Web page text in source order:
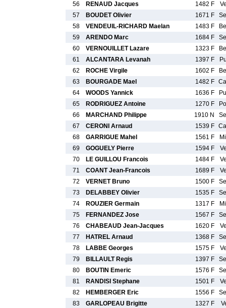
56
RENAUD Jacques 1482 F
57
BOUDET Olivier 1671 F
58
VENDEUIL-RICHARD Maelan 1483 F
59
ARENDO Marc 1684 F
60
VERNOUILLET Lazare 1323 F
61
ALCANTARA Levanah 1397 F
62
ROCHE Virgile 1602 F
63
BOURGADE Mael 1482 F
64
WOODS Yannick 1636 F
65
RODRIGUEZ Antoine 1270 F
66
MARCHAND Philippe 1910 N
67
CERONI Arnaud 1539 F
68
GARRIGUE Mahel 1561 F
69
GOGUELY Pierre 1594 F
70
LE GUILLOU Francois 1484 F
71
COANT Jean-Francois 1689 F
72
VERNET Bruno 1500 F
73
DELABBEY Olivier 1535 F
74
ROUZIER Germain 1317 F
75
FERNANDEZ Jose 1567 F
76
CHABEAUD Jean-Jacques 1620 F
77
HATREL Arnaud 1368 F
78
LABBE Georges 1575 F
79
BILLAULT Regis 1397 F
80
BOUTIN Emeric 1576 F
81
RANDISI Stephane 1501 F
82
HEMBERGER Eric 1556 F
83
GARLOPEAU Brigitte 1327 F